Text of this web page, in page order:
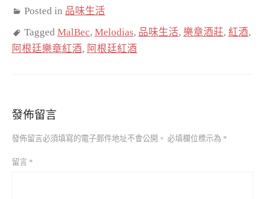
Posted in 品味生活
Tagged MalBec, Melodias, 品味生活, 樂章酒莊, 紅酒,
阿根廷樂章紅酒, 阿根廷紅酒
發佈留言
發佈留言必須填寫的電子郵件地址不會公開。 必填欄位標示為 *
留言 *